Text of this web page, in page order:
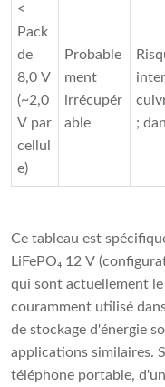
<
Pack
de
8,0 V
(~2,0
V par
cellul
e)
Probable
ment
irrécupér
able
;
Ce tableau est
LiFePO₄ 12 V
qui sont actuellement
couramment utilisé
de stockage d'énergie
applications similaires.
téléphone portable,